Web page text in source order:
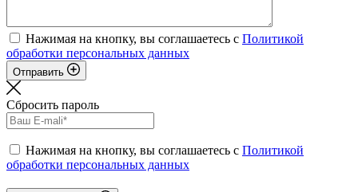
Нажимая на кнопку, вы соглашаетесь с Политикой
обработки персональных данных
Отправить
Сбросить пароль
Нажимая на кнопку, вы соглашаетесь с Политикой
обработки персональных данных